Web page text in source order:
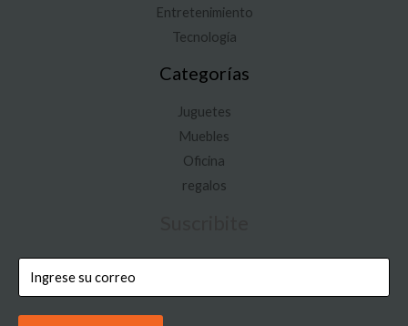
Entretenimiento
Tecnología
Categorías
Juguetes
Muebles
Oficina
regalos